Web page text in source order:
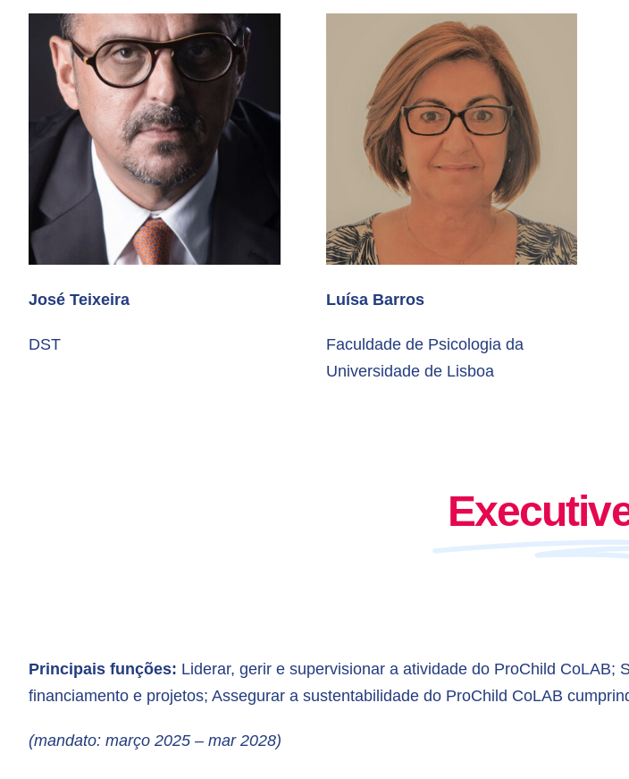
José Teixeira
DST
Luísa Barros
Faculdade de Psicologia da
Universidade de Lisboa
Principais funções: Liderar, gerir e supervisionar a atividade do ProChild
financiamento e projetos; Assegurar a sustentabilidade do ProChild CoLAB
(mandato: março 2025 – mar 2028)